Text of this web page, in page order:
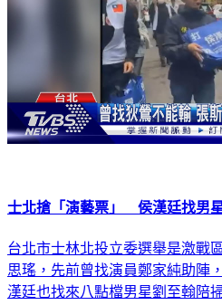
士北搶「演藝票」 侯漢廷找男
台北市士林北投立委選舉是激戰
思瑤，先前曾找演員鄭家純助陣
漢廷也找來八點檔男星劉至翰陪